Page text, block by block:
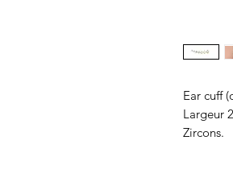
Ear cuff
Largeur
Zircons.